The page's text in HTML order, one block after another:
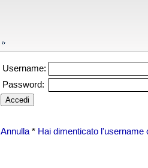
Username:
Password:
Annulla* Hai dimenticato l'username